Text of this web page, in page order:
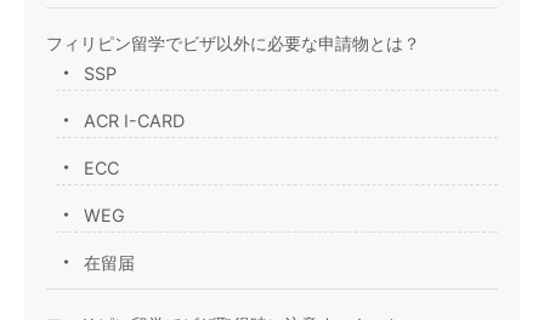
フィリピン留学でビザ以外に必要な申請物とは？
SSP
ACR I-CARD
ECC
WEG
在留届